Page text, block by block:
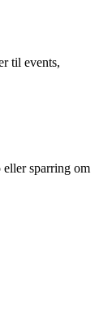
til events,
sparring om